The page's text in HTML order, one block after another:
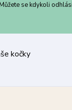
se kdykoli
Pro vaše kočky